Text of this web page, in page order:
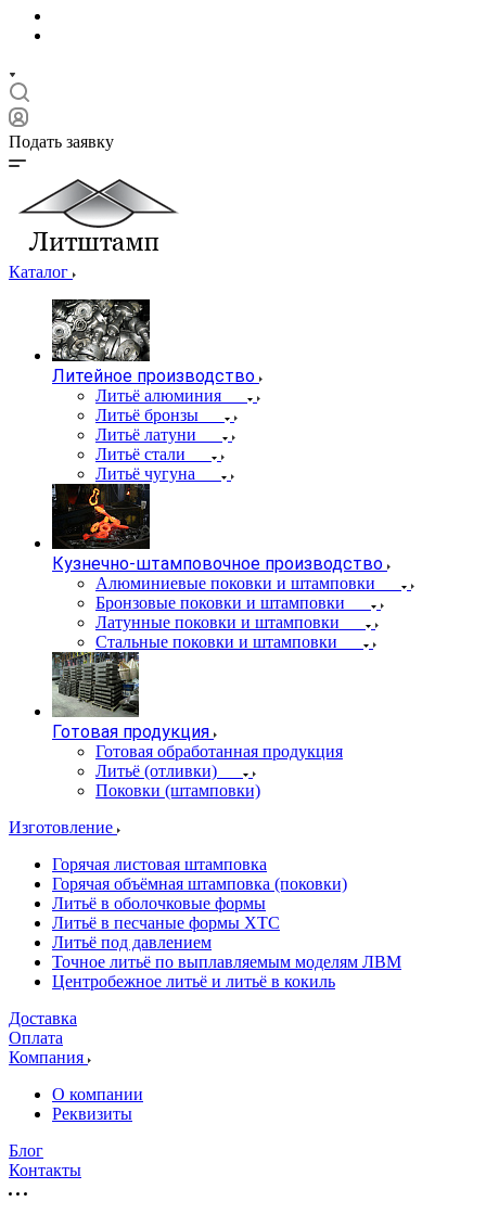
Подать заявку
Каталог
Литейное производство
Литьё алюминия
Литьё бронзы
Литьё латуни
Литьё стали
Литьё чугуна
Кузнечно-штамповочное производство
Алюминиевые поковки и штамповки
Бронзовые поковки и штамповки
Латунные поковки и штамповки
Стальные поковки и штамповки
Готовая продукция
Готовая обработанная продукция
Литьё (отливки)
Поковки (штамповки)
Изготовление
Горячая листовая штамповка
Горячая объёмная штамповка (поковки)
Литьё в оболочковые формы
Литьё в песчаные формы ХТС
Литьё под давлением
Точное литьё по выплавляемым моделям ЛВМ
Центробежное литьё и литьё в кокиль
Доставка
Оплата
Компания
О компании
Реквизиты
Блог
Контакты